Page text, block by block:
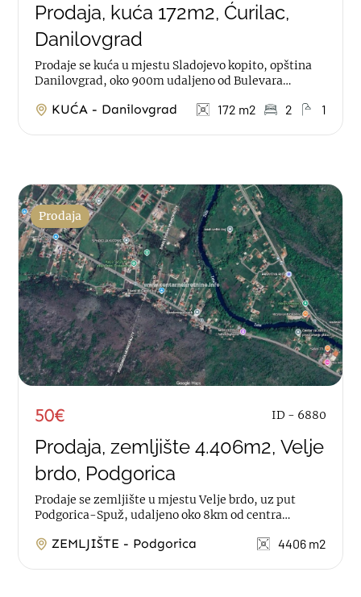
Prodaja, kuća 172m2, Ćurilac,
Danilovgrad
Prodaje se kuća u mjestu Sladojevo kopito, opština
Danilovgrad, oko 900m udaljeno od Bulevara
KUĆA - Danilovgrad 172 m2 2 1
Prodaja
50€ ID - 6880
Prodaja, zemljište 4.406m2, Velje
brdo, Podgorica
Prodaje se zemljište u mjestu Velje brdo, uz put
Podgorica-Spuž, udaljeno oko 8km od centra
ZEMLJIŠTE - Podgorica 4406 m2